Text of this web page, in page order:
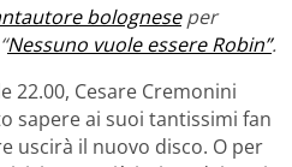
bologneseper
Nessuno vuole essere Robin”.
22.00, Cesare Cremonini
sapere ai suoi tantissimi fan
uscirà il nuovo disco. O per